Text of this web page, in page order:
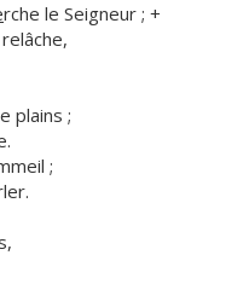
rche le Seigneur ; +
plains ;
;